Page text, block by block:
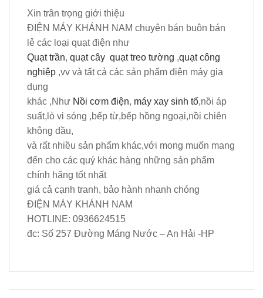
Xin trân trọng giới thiệu
ĐIỆN MÁY KHÁNH NAM chuyên bán buôn bán
lẻ các loại quạt điện như
Quạt trần, quạt cây quạt treo tường ,quạt công
nghiệp ,vv và tất cả các sản phẩm điện máy gia
dụng
khác ,Như Nồi cơm điện, máy xay sinh tố,nồi áp
suất,lò vi sóng ,bếp từ,bếp hồng ngoại,nồi chiên
không dầu,
và rất nhiều sản phẩm khác,với mong muốn mang
đến cho các quý khác hàng những sản phẩm
chính hãng tốt nhất
giá cả cạnh tranh, bảo hành nhanh chóng
ĐIỆN MÁY KHÁNH NAM
HOTLINE: 0936624515
đc: Số 257 Đường Máng Nước – An Hải -HP